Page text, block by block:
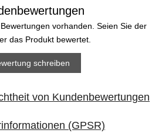
vorhanden. Seien Sie der
das Produkt bewertet.
schreiben
von Kundenbewertungen
(GPSR)